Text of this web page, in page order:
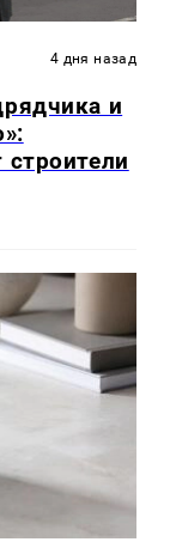
4 дня назад
и